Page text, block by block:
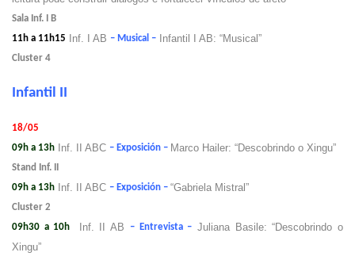
Sala Inf.
I B
11h a 11h15
Inf. I AB – Musical – Infantil I AB: “Musical”
Cluster 4
Infantil II
18/05
09h a 13h Inf. II ABC – Exposición – Marco Hailer: “Descobrindo o Xingu”
Stand Inf. II
09h a 13h Inf. II ABC – Exposición – “Gabriela Mistral”
Cluster 2
09h30 a 10h
Inf. II AB – Entrevista – Juliana Basile: “Descobrindo o
Xingu”